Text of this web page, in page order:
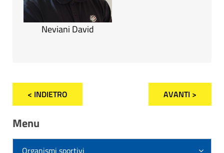
Neviani David
< INDIETRO AVANTI >
Menu
Organismi sportivi